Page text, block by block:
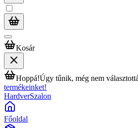
Kosár
Hoppá!Úgy tűnik, még nem
termékeinket!
HardverSzalon
Főoldal